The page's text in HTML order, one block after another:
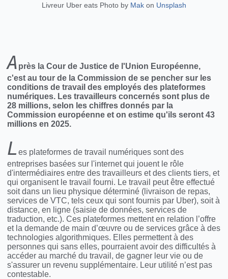
Livreur Uber eats Photo by Mak on Unsplash
A près la Cour de Justice de l'Union Européenne,
c'est au tour de la Commission de se pencher sur les
conditions de travail des employés des plateformes
numériques. Les travailleurs concernés sont plus de
28 millions, selon les chiffres donnés par la
Commission européenne et on estime qu'ils seront 43
millions en 2025.
Les plateformes de travail numériques sont des
entreprises basées sur l'internet qui jouent le rôle
d'intermédiaires entre des travailleurs et des clients tiers, et
qui organisent le travail fourni. Le travail peut être effectué
soit dans un lieu physique déterminé (livraison de repas,
services de VTC, tels ceux qui sont fournis par Uber), soit à
distance, en ligne (saisie de données, services de
traduction, etc.). Ces plateformes mettent en relation l’offre
et la demande de main d’œuvre ou de services grâce à des
technologies algorithmiques. Elles permettent à des
personnes qui sans elles, pourraient avoir des difficultés à
accéder au marché du travail, de gagner leur vie ou de
s'assurer un revenu supplémentaire. Leur utilité n’est pas
contestable.